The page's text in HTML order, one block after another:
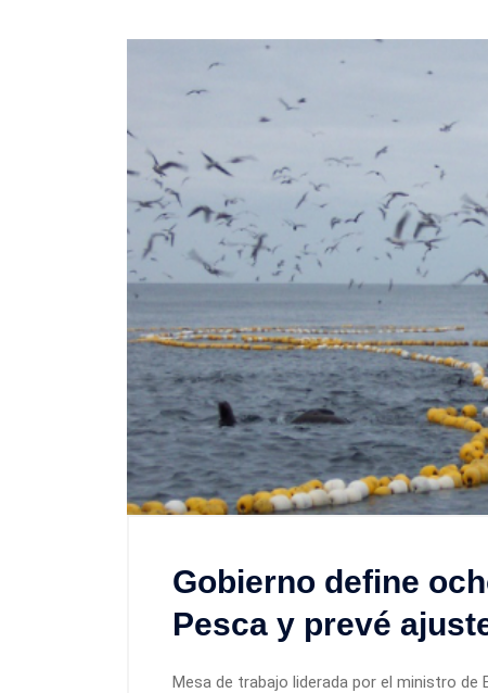
Gobierno define
Pesca y prevé
Mesa de trabajo liderada por el ministro